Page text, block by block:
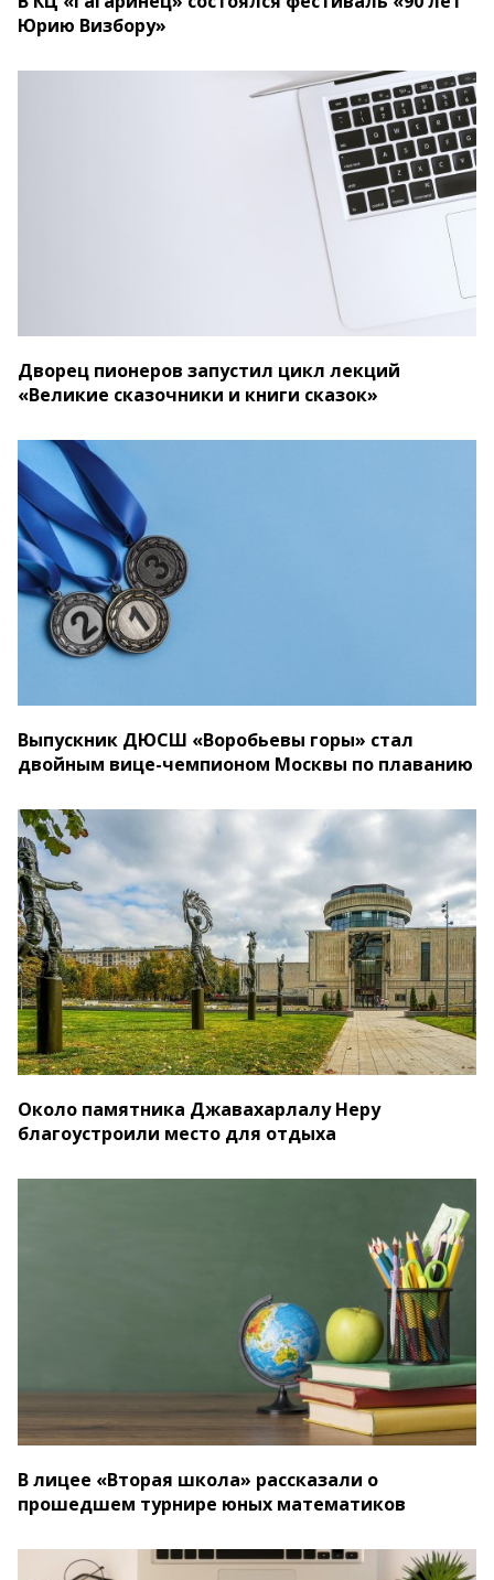
Юрию Визбору»
Дворец пионеров запустил цикл лекций
«Великие сказочники и книги сказок»
Выпускник ДЮСШ «Воробьевы горы» стал
двойным вице-чемпионом Москвы по плаванию
Около памятника Джавахарлалу Неру
благоустроили место для отдыха
В лицее «Вторая школа» рассказали о
прошедшем турнире юных математиков